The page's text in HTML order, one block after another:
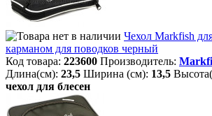
Чехол Markfish
карманом для поводков черный
Код товара: 223600 Производитель:
Длина(см): 23,5 Ширина (см): 13,5
чехол для блесен